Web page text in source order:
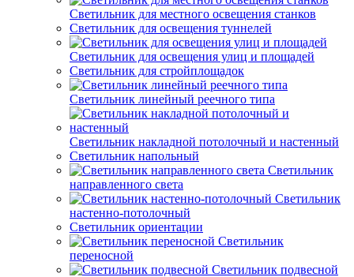
Светильник для местного освещения станков
Светильник для освещения туннелей
Светильник для освещения улиц и площадей
Светильник для стройплощадок
Светильник линейный реечного типа
Светильник накладной потолочный и настенный
Светильник напольный
Светильник
направленного света
Светильник
настенно-потолочный
Светильник ориентации
Светильник
переносной
Светильник подвесной